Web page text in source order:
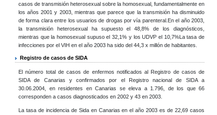
casos de transmisión heterosexual sobre la homosexual, fundamentalmente en
los años 2001 y 2003, mientras que parece que la transmisión ha disminuido
de forma clara entre los usuarios de drogas por vía parenteral.En el año 2003,
la transmisión heterosexual ha supuesto el 48,8% de los diagnósticos,
mientras que la homosexual supuso el 32,1% y los UDVP el 10,7%La tasa de
infecciones por el VIH en el año 2003 ha sido del 44,3 x millón de habitantes.
Registro de casos de SIDA
El número total de casos de enfermos notificados al Registro de casos de
SIDA de Canarias y confirmados por el Registro nacional de SIDA a
30.06.2004, en residentes en Canarias se eleva a 1.796, de los que 66
corresponden a casos diagnosticados en 2002 y 43 en 2003.
La tasa de incidencia de Sida en Canarias en el año 2003 es de 22,69 casos